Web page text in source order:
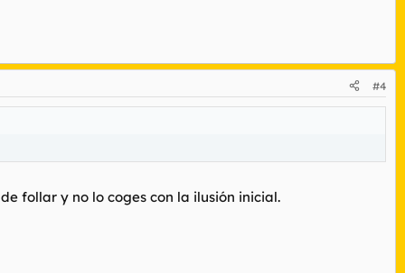
#4
follar y no lo coges con la ilusión inicial.